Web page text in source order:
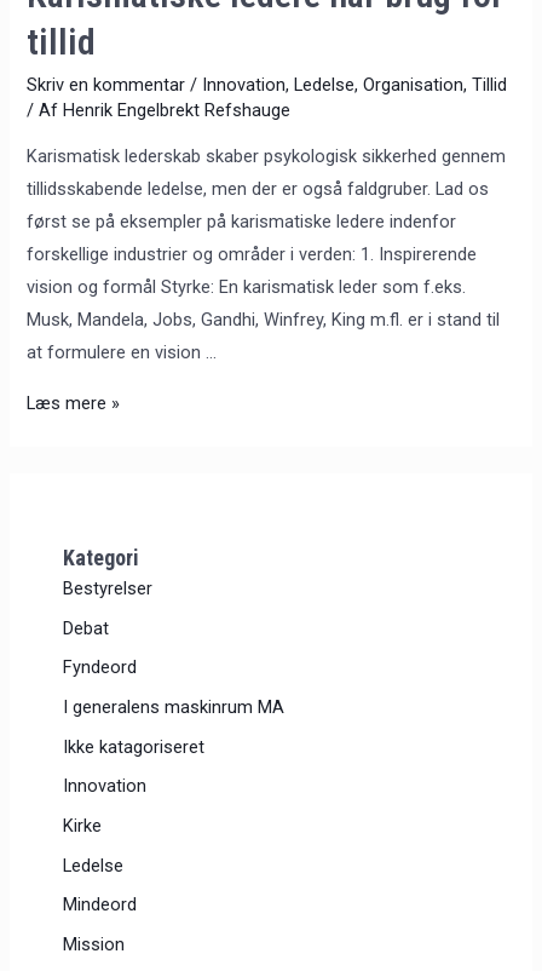
tillid
Skriv en kommentar / Innovation,Ledelse,Organisation,Tillid
/ AfHenrik Engelbrekt Refshauge
Karismatisk lederskab skaber psykologisk sikkerhed gennem
tillidsskabende ledelse, men der er også faldgruber. Lad os
først se på eksempler på karismatiske ledere indenfor
forskellige industrier og områder i verden: 1. Inspirerende
vision og formål Styrke: En karismatisk leder som f.eks.
Musk, Mandela, Jobs, Gandhi, Winfrey, King m.fl. er i stand til
at formulere en vision …
Læs mere »
Kategori
Bestyrelser
Debat
Fyndeord
I generalens maskinrum MA
Ikke katagoriseret
Innovation
Kirke
Ledelse
Mindeord
Mission